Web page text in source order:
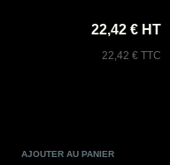
22,42 € HT
22,42 € TTC